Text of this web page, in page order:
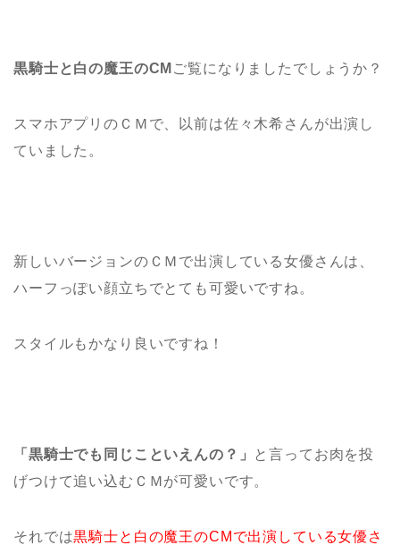
黒騎士と白の魔王のCM ご覧になりましたでしょうか？
スマホアプリのＣＭで、以前は佐々木希さんが出演し
ていました。
新しいバージョンのＣＭで出演している女優さんは、
ハーフっぽい顔立ちでとても可愛いですね。
スタイルもかなり良いですね！
「黒騎士でも同じこといえんの？」
と言ってお肉を投
げつけて追い込むＣＭが可愛いです。
それでは黒騎士と白の魔王のCMで出演している女優さ